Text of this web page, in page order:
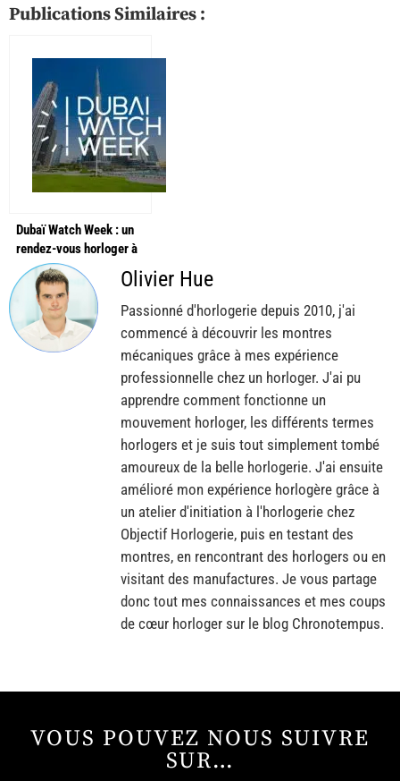
Publications Similaires :
Dubaï Watch Week : un
rendez-vous horloger à
ne pas manquer !
Olivier Hue
Passionné d'horlogerie depuis 2010, j'ai
commencé à découvrir les montres
mécaniques grâce à mes expérience
professionnelle chez un horloger. J'ai pu
apprendre comment fonctionne un
mouvement horloger, les différents termes
horlogers et je suis tout simplement tombé
amoureux de la belle horlogerie. J'ai ensuite
amélioré mon expérience horlogère grâce à
un atelier d'initiation à l'horlogerie chez
Objectif Horlogerie, puis en testant des
montres, en rencontrant des horlogers ou en
visitant des manufactures. Je vous partage
donc tout mes connaissances et mes coups
de cœur horloger sur le blog Chronotempus.
VOUS POUVEZ NOUS SUIVRE
SUR…